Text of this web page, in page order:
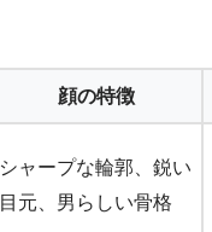
顔の特徴
シャープな輪郭、鋭い
目元、男らしい骨格